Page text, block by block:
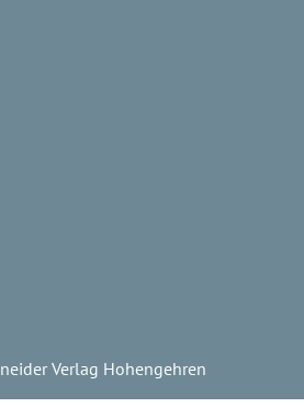
Verlag Hohengehren